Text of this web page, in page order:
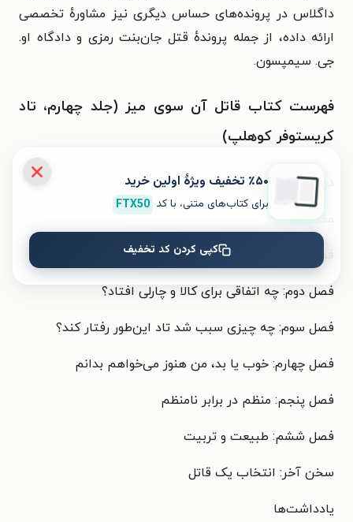
داگلاس در پرونده‌های حساس دیگری نیز مشاورهٔ تخصصی
ارائه داده، از جمله پروندهٔ قتل جان‌بنت رمزی و دادگاه او.
جی. سیمپسون.
فهرست کتاب قاتل آن سوی میز (جلد چهارم، تاد
کریستوفر کوهلپ)
دربارۀ نویسندگان
مقدمه
فصل اول: قتل در موتورسیکلت‌فروشی
فصل دوم: چه اتفاقی برای کالا و چارلی افتاد؟
فصل سوم: چه چیزی سبب شد تاد این‌طور رفتار کند؟
فصل چهارم: خوب یا بد، من هنوز می‌خواهم بدانم
فصل پنجم: منظم در برابر نامنظم
فصل ششم: طبیعت و تربیت
سخن آخر: انتخاب یک قاتل
یادداشت‌ها
٪۵۰ تخفیف ویژۀ اولین خرید
برای کتاب‌های متنی، با کد FTX50
کپی کردن کد تخفیف